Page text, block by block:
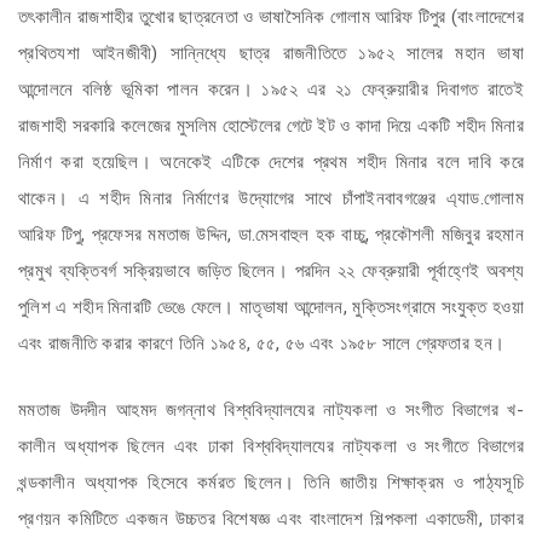
তৎকালীন রাজশাহীর তুখোর ছাত্রনেতা ও ভাষাসৈনিক গোলাম আরিফ টিপুর (বাংলাদেশের
প্রথিতযশা আইনজীবী) সান্নিধ্যে ছাত্র রাজনীতিতে ১৯৫২ সালের মহান ভাষা
আন্দোলনে বলিষ্ঠ ভূমিকা পালন করেন। ১৯৫২ এর ২১ ফেব্রুয়ারীর দিবাগত রাতেই
রাজশাহী সরকারি কলেজের মুসলিম হোস্টেলের গেটে ইট ও কাদা দিয়ে একটি শহীদ মিনার
নির্মাণ করা হয়েছিল। অনেকেই এটিকে দেশের প্রথম শহীদ মিনার বলে দাবি করে
থাকেন। এ শহীদ মিনার নির্মাণের উদ্যোগের সাথে চাঁপাইনবাবগঞ্জের এ্যাড.গোলাম
আরিফ টিপু, প্রফেসর মমতাজ উদ্দিন, ডা.মেসবাহুল হক বাচ্চু, প্রকৌশলী মজিবুর রহমান
প্রমুখ ব্যক্তিবর্গ সক্রিয়ভাবে জড়িত ছিলেন। পরদিন ২২ ফেব্রুয়ারী পূর্বাহ্ণেই অবশ্য
পুলিশ এ শহীদ মিনারটি ভেঙে ফেলে। মাতৃভাষা আন্দোলন, মুক্তিসংগ্রামে সংযুক্ত হওয়া
এবং রাজনীতি করার কারণে তিনি ১৯৫৪, ৫৫, ৫৬ এবং ১৯৫৮ সালে গ্রেফতার হন।
মমতাজ উদদীন আহমদ জগন্নাথ বিশ্ববিদ্যালযের নাট্যকলা ও সংগীত বিভাগের খ-
কালীন অধ্যাপক ছিলেন এবং ঢাকা বিশ্ববিদ্যালযের নাট্যকলা ও সংগীতে বিভাগের
খন্ডকালীন অধ্যাপক হিসেবে কর্মরত ছিলেন। তিনি জাতীয় শিক্ষাক্রম ও পাঠ্যসূচি
প্রণয়ন কমিটিতে একজন উচ্চতর বিশেষজ্ঞ এবং বাংলাদেশ শিল্পকলা একাডেমী, ঢাকার